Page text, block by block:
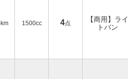
1500cc 4点
【商用】ライ
トバン